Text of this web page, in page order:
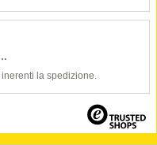
la spedizione.